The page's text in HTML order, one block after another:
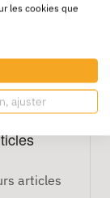
ou
articles
les cookies que
ajuster